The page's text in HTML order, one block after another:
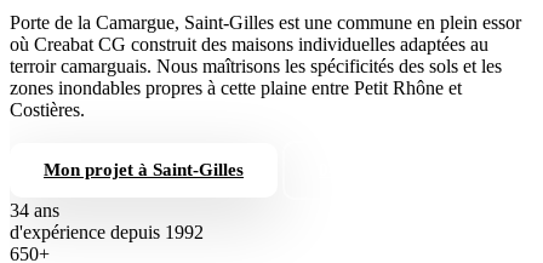
Porte de la Camargue, Saint-Gilles est une commune en plein essor
où Creabat CG construit des maisons individuelles adaptées au
terroir camarguais. Nous maîtrisons les spécificités des sols et les
zones inondables propres à cette plaine entre Petit Rhône et
Costières.
Mon projet à Saint-Gilles
34 ans
d'expérience depuis 1992
650+